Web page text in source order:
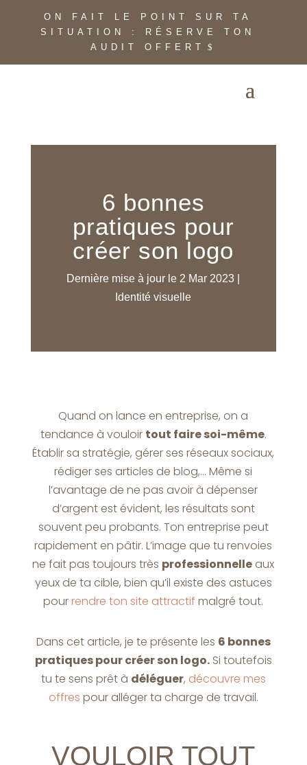
ON FAIT LE POINT SUR TA
SITUATION : RÉSERVE TON
AUDIT OFFERT
6 bonnes
pratiques pour
créer son logo
Dernière mise à jour le 2 Mar 2023
Identité visuelle
Quand on lance en entreprise, on a
tendance à vouloir tout faire soi-même.
Établir sa stratégie, gérer ses réseaux sociaux,
rédiger ses articles de blog,… Même si
l’avantage de ne pas avoir à dépenser
d’argent est évident, les résultats sont
souvent peu probants. Ton entreprise peut
rapidement en pâtir. L’image que tu renvoies
ne fait pas toujours très professionnelle aux
yeux de ta cible, bien qu’il existe des astuces
pourrendre ton site attractif malgré tout.
Dans cet article, je te présente les 6 bonnes
pratiques pour créer son logo.Si toutefois
tu te sens prêt à déléguer, découvre mes
offres pour alléger ta charge de travail.
VOULOIR TOUT